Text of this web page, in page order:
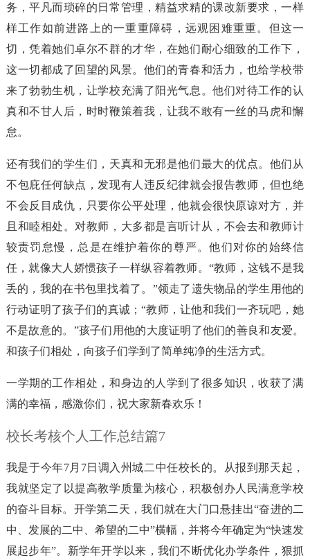
务，平凡而琐碎的日常管理，精益求精的课改新要求，一样
样工作如前进路上的一重重障碍，远观困难重重。但这一
切，凭着她们卓尔不群的才华，在她们耐心细致的工作下，
这一切都成了回望的风景。他们的青春和活力，也给学校带
来了勃勃生机，让学校充满了阳光气息。他们对待工作的认
真和不甘人后，时时鞭策着我，让我不敢有一丝的马虎和懈
怠。
还有我们的学生们，天真和无邪是他们最大的优点。他们从
不包庇任何缺点，发现有人违反纪律就会报告教师，但也绝
不会反目成仇，只要你公平处理，他就会很快原谅对方，并
且和睦相处。对教师，大多都是言听计从，不会去和教师计
较责罚怠慢，总是在维护着你的尊严。他们对你的始终信
任，就像大人娇惯孩子一样纵容着教师。“教师，这钱不是我
丢的，我的在书包里找着了。”领走了遗失物品的学生用他的
行动证明了孩子们的真诚；“教师，让他和我们一齐玩吧，她
不是故意的。”孩子们用他的大度证明了他们的善良和友爱。
和孩子们相处，向孩子们学到了简单纯净的生活方式。
一学期的工作相处，和身边的人学到了很多知识，收获了满
满的幸福，感激你们，祝大家新春欢乐！
校长考核个人工作总结篇7
我是于今年7月7日调入州城二中任校长的。从报到那天起，
我就坚定了以提高教学质量为核心，积极创办人民满意学校
的奋斗目标。开学第二天，我们就在大门口悬挂出“奋进的二
中、发展的二中、希望的二中”横幅，并将今年确定为“快速发
展起步年”。新学年开学以来，我们不断优化办学条件，狠抓